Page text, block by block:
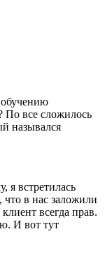
обучению
По все сложилось
назывался
я встре­тилась
что в нас заложили
всегда прав.
И вот тут